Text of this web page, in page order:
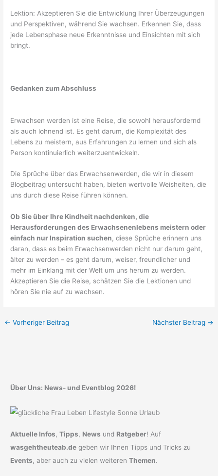
Lektion: Akzeptieren Sie die Entwicklung Ihrer Überzeugungen
und Perspektiven, während Sie wachsen. Erkennen Sie, dass
jede Lebensphase neue Erkenntnisse und Einsichten mit sich
bringt.
Gedanken zum Abschluss
Erwachsen werden ist eine Reise, die sowohl herausfordernd
als auch lohnend ist. Es geht darum, die Komplexität des
Lebens zu meistern, aus Erfahrungen zu lernen und sich als
Person kontinuierlich weiterzuentwickeln.
Die Sprüche über das Erwachsenwerden, die wir in diesem
Blogbeitrag untersucht haben, bieten wertvolle Weisheiten, die
uns durch diese Reise führen können.
Ob Sie über Ihre Kindheit nachdenken, die
Herausforderungen des Erwachsenenlebens meistern oder
einfach nur Inspiration suchen, diese Sprüche erinnern uns
daran, dass es beim Erwachsenwerden nicht nur darum geht,
älter zu werden – es geht darum, weiser, freundlicher und
mehr im Einklang mit der Welt um uns herum zu werden.
Akzeptieren Sie die Reise, schätzen Sie die Lektionen und
hören Sie nie auf zu wachsen.
← Vorheriger Beitrag Nächster Beitrag →
Über Uns: News- und Eventblog 2026!
Aktuelle Infos,Tipps, News und Ratgeber! Auf
wasgehtheuteab.de geben wir Ihnen Tipps und Tricks zu
Events, aber auch zu vielen weiterenThemen.